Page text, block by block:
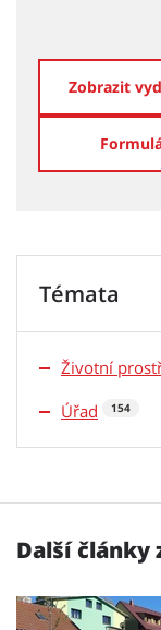
Zobrazit
Témata
Životní
Úřad 154
Další články